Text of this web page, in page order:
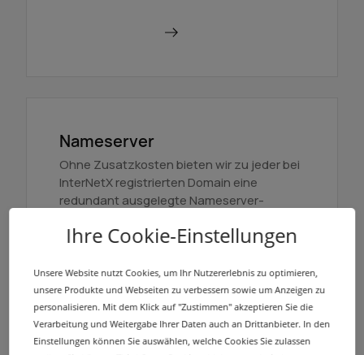
Nameserver
Ohne Zusatzkosten bieten wir zu jeder bei
InterNetX registrierten Domain eine
redundant ausgelegte Nameserver-
Ihre Cookie-Einstellungen
Unsere Website nutzt Cookies, um Ihr Nutzererlebnis zu optimieren,
unsere Produkte und Webseiten zu verbessern sowie um Anzeigen zu
personalisieren. Mit dem Klick auf "Zustimmen" akzeptieren Sie die
Verarbeitung und Weitergabe Ihrer Daten auch an Drittanbieter. In den
Einstellungen können Sie auswählen, welche Cookies Sie zulassen